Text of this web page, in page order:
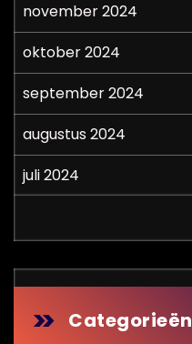
november 2024
oktober 2024
september 2024
augustus 2024
juli 2024
Categorieën